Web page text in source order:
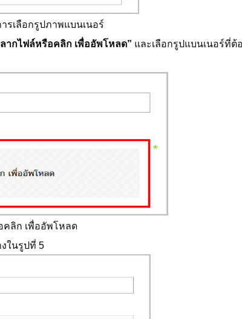
รเลือกรูปภาพแบนเนอร์
ากไฟล์หรือคลิก เพื่ออัพโหลด” และเลือกรูปแบนเนอร์ที่ต้
คลิก เพื่ออัพโหลด
นรูปที่ 5